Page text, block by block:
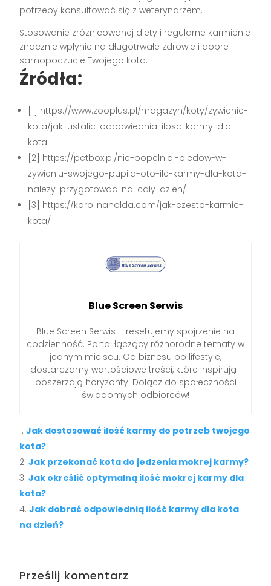
potrzeby konsultować się z weterynarzem.
Stosowanie zróżnicowanej diety i regularne karmienie
znacznie wpłynie na długotrwałe zdrowie i dobre
samopoczucie Twojego kota.
Źródła:
[1] https://www.zooplus.pl/magazyn/koty/zywienie-
kota/jak-ustalic-odpowiednia-ilosc-karmy-dla-
kota
[2] https://petbox.pl/nie-popelniaj-bledow-w-
zywieniu-swojego-pupila-oto-ile-karmy-dla-kota-
nalezy-przygotowac-na-caly-dzien/
[3] https://karolinaholda.com/jak-czesto-karmic-
kota/
Blue Screen Serwis
Blue Screen Serwis – resetujemy spojrzenie na
codzienność. Portal łączący różnorodne tematy w
jednym miejscu. Od biznesu po lifestyle,
dostarczamy wartościowe treści, które inspirują i
poszerzają horyzonty. Dołącz do społeczności
świadomych odbiorców!
Jak dostosować ilość karmy do potrzeb twojego
kota?
Jak przekonać kota do jedzenia mokrej karmy?
Jak określić optymalną ilość mokrej karmy dla
kota?
Jak dobrać odpowiednią ilość karmy dla kota
na dzień?
Prześlij komentarz